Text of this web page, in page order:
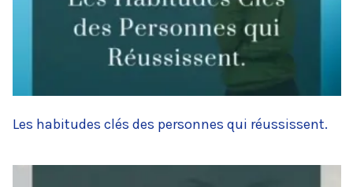
Les habitudes clés des personnes qui réussissent.